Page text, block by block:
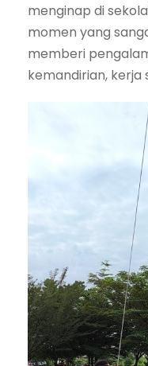
menginap di
momen yang
memberi
kemandirian, kerja